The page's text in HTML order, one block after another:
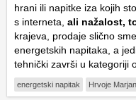
hrani ili napitke iza kojih
s interneta, ali nažalost,
krajeva, prodaje slično
energetskih napitaka, a
tehnički završi u kategoriji
energetski napitak Hrvoje